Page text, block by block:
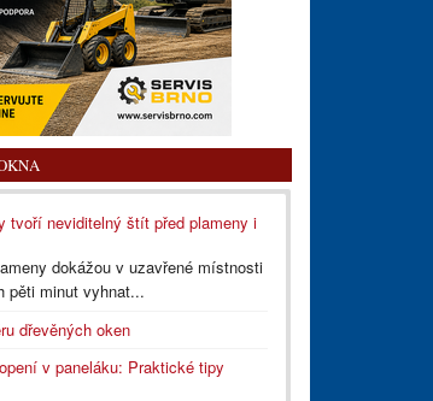
tvoří neviditelný štít před plameny i
dokážou v uzavřené místnosti
pěti minut vyhnat...
dřevěných oken
v paneláku: Praktické tipy